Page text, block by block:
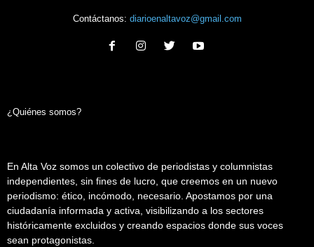
Contáctanos: diarioenaltavoz@gmail.com
¿Quiénes somos?
En Alta Voz somos un colectivo de periodistas y columnistas
independientes, sin fines de lucro, que creemos en un nuevo
periodismo: ético, incómodo, necesario. Apostamos por una
ciudadanía informada y activa, visibilizando a los sectores
históricamente excluidos y creando espacios donde sus voces
sean protagonistas.